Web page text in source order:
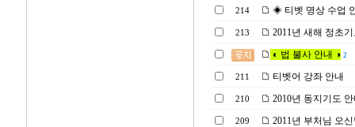
214 ◈ 티벳 명상 수업
213
2011년 새해 정초
◐ 법 불사 안내 ◑ 2
211 티벳어 강좌 안내
210 2010년 동지기도
209 2011년 부처님 오